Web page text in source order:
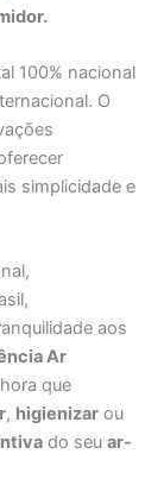
100% nacional
O
simplicidade e
aos
Ar
que
, higienizar ou
do seuar-